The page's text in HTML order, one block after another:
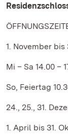
1. November bis
Mi – Sa 14.00 –
So, Feiertag
24., 25., 31.
1. April bis 31.